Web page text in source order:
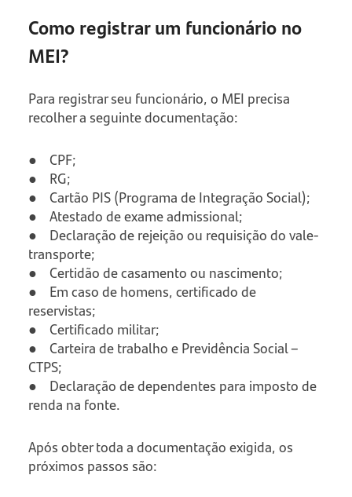
Como registrar um funcionário no
MEI?
Para registrar seu funcionário, o MEI precisa
recolher a seguinte documentação:
● CPF;
● RG;
● Cartão PIS (Programa de Integração Social);
● Atestado de exame admissional;
● Declaração de rejeição ou requisição do vale-
transporte;
● Certidão de casamento ou nascimento;
● Em caso de homens, certificado de
reservistas;
● Certificado militar;
● Carteira de trabalho e Previdência Social –
CTPS;
● Declaração de dependentes para imposto de
renda na fonte.
Após obter toda a documentação exigida, os
próximos passos são: